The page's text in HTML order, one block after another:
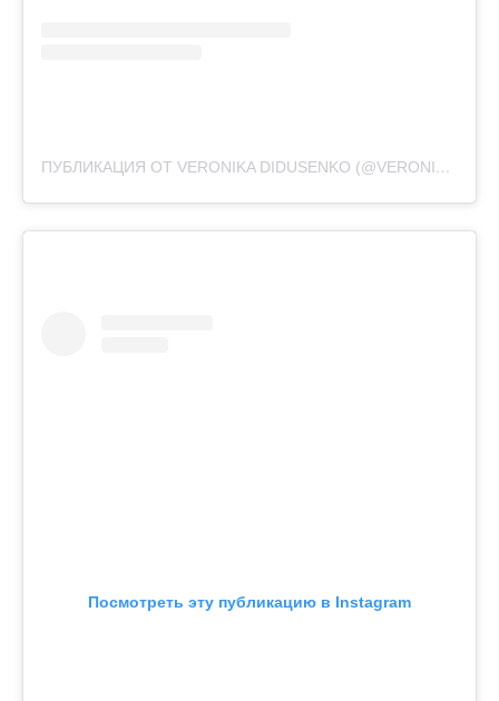
ПУБЛИКАЦИЯ ОТ VERONIKA DIDUSENKO (@VERONIKA_DIDUSENKO)
Посмотреть эту публикацию в Instagram